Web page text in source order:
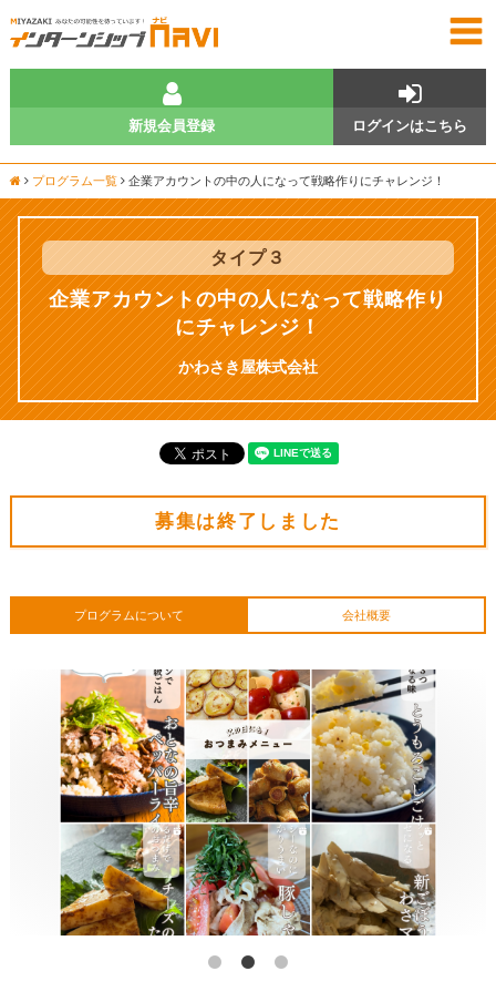
ログインはこちら
新規会員登録
プログラム一覧 企業アカウントの中の人になって戦略作りにチャレンジ！
タイプ３
企業アカウントの中の人になって戦略作り
にチャレンジ！
かわさき屋株式会社
募集は終了しました
プログラムについて 会社概要